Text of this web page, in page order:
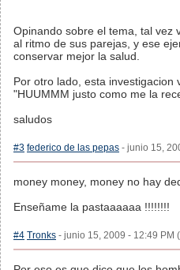
Opinando sobre el tema, tal vez
al ritmo de sus parejas, y ese
conservar mejor la salud.
Por otro lado, esta investigacion
"HUUMMM justo como me la
saludos
#3 federico de las pepas - junio 15,
money money, money no hay
Enseñame la pastaaaaaa !!!!!!!!
#4 Tronks - junio 15, 2009 - 12:49 PM